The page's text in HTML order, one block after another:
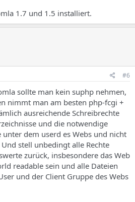
1.7 und 1.5 installiert.
#6
sollte man kein suphp nehmen,
nimmt man am besten php-fcgi +
ausreichende Schreibrechte
und die notwendige
unter dem userd es Webs und nicht
stell unbedingt alle Rechte
zurück, insbesondere das Web
readable sein und alle Dateien
und der Client Gruppe des Webs